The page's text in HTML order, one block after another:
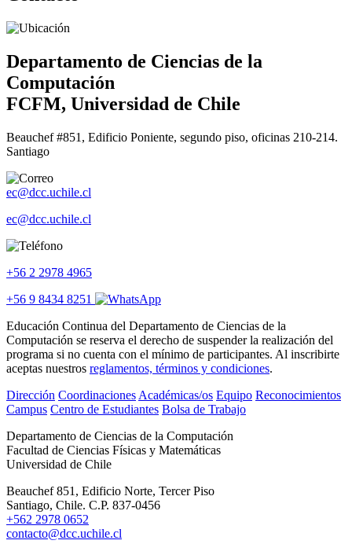
Departamento de Ciencias de la
Computación
FCFM, Universidad de Chile
Beauchef #851, Edificio Poniente, segundo piso, oficinas 210-214.
Santiago
ec@dcc.uchile.cl
ec@dcc.uchile.cl
+56 2 2978 4965
+56 9 8434 8251
Educación Continua del Departamento de Ciencias de la
Computación se reserva el derecho de suspender la realización del
programa si no cuenta con el mínimo de participantes. Al inscribirte
aceptas nuestros reglamentos, términos y condiciones.
Dirección Coordinaciones Académicas/os Equipo Reconocimientos
Campus Centro de Estudiantes Bolsa de Trabajo
Departamento de Ciencias de la Computación
Facultad de Ciencias Físicas y Matemáticas
Universidad de Chile
Beauchef 851, Edificio Norte, Tercer Piso
Santiago, Chile. C.P. 837-0456
+562 2978 0652
contacto@dcc.uchile.cl